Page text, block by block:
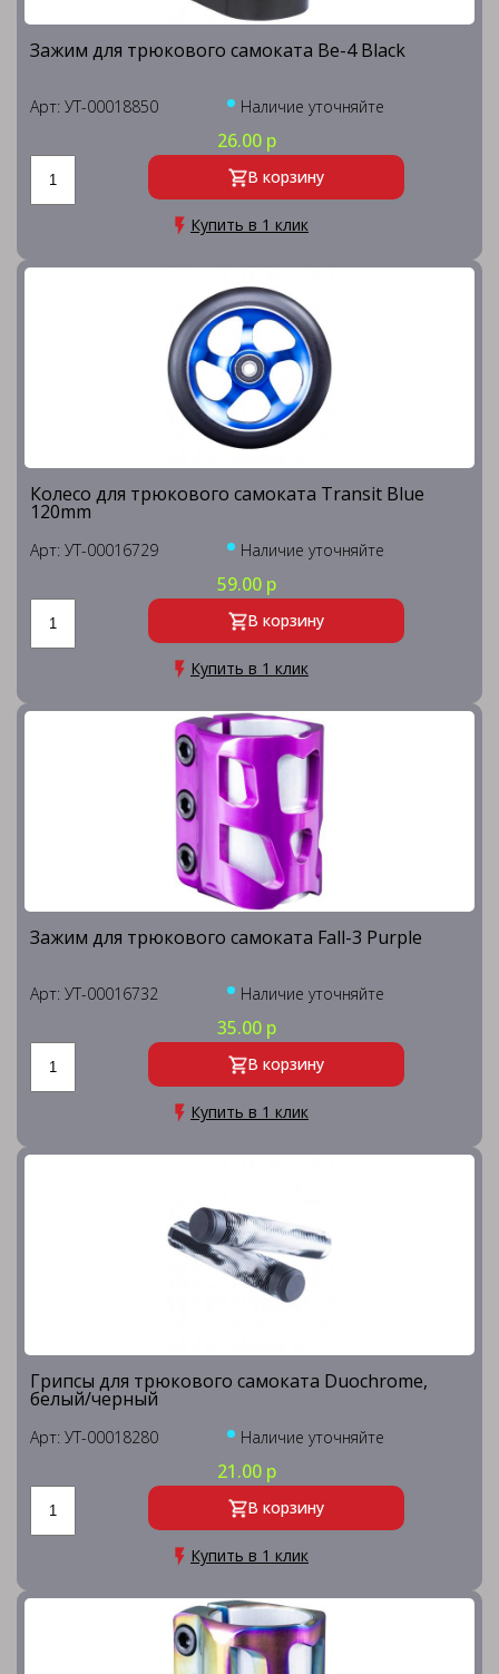
Зажим для трюкового самоката Be-4 Black
Арт: УТ-00018850 Наличие уточняйте
26.00 р
В корзину
Купить в 1 клик
Колесо для трюкового самоката Transit Blue
120mm
Арт: УТ-00016729 Наличие уточняйте
59.00 р
В корзину
Купить в 1 клик
Зажим для трюкового самоката Fall-3 Purple
Арт: УТ-00016732 Наличие уточняйте
35.00 р
В корзину
Купить в 1 клик
Грипсы для трюкового самоката Duochrome,
белый/черный
Арт: УТ-00018280 Наличие уточняйте
21.00 р
В корзину
Купить в 1 клик